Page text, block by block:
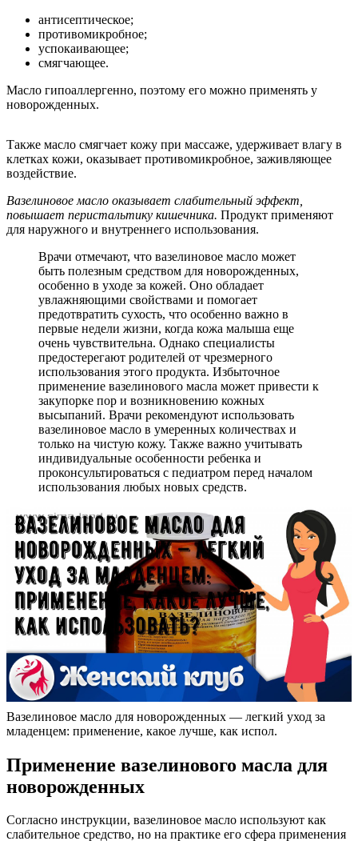
антисептическое;
противомикробное;
успокаивающее;
смягчающее.
Масло гипоаллергенно, поэтому его можно применять у
новорожденных.
Также масло смягчает кожу при массаже, удерживает влагу в
клетках кожи, оказывает противомикробное, заживляющее
воздействие.
Вазелиновое масло оказывает слабительный эффект,
повышает перистальтику кишечника. Продукт применяют
для наружного и внутреннего использования.
Врачи отмечают, что вазелиновое масло может
быть полезным средством для новорожденных,
особенно в уходе за кожей. Оно обладает
увлажняющими свойствами и помогает
предотвратить сухость, что особенно важно в
первые недели жизни, когда кожа малыша еще
очень чувствительна. Однако специалисты
предостерегают родителей от чрезмерного
использования этого продукта. Избыточное
применение вазелинового масла может привести к
закупорке пор и возникновению кожных
высыпаний. Врачи рекомендуют использовать
вазелиновое масло в умеренных количествах и
только на чистую кожу. Также важно учитывать
индивидуальные особенности ребенка и
проконсультироваться с педиатром перед началом
использования любых новых средств.
Вазелиновое масло для новорожденных — легкий уход за
младенцем: применение, какое лучше, как испол.
Применение вазелинового масла для
новорожденных
Согласно инструкции, вазелиновое масло используют как
слабительное средство, но на практике его сфера применения